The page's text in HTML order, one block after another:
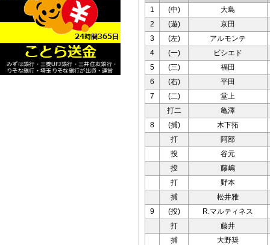
1 (中)
大島
2
(遊)
京田
3
(左)
アルモンテ
4
(一)
ビシエド
5
(三)
福田
6
(右)
平田
7
(二)
堂上
打二
亀澤
8
(捕)
木下拓
打
阿部
投
谷元
投
藤嶋
打
野本
捕
松井雅
9
(投)
R.マルティネス
打
藤井
捕
大野奨